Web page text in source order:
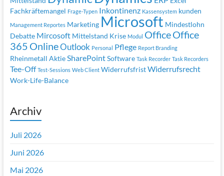
Fachkräftemangel Frage-Typen Inkontinenz Kassensystem kunden
Management Reportes Marketing Microsoft Mindestlohn
Debatte Mircosoft Mittelstand Krise Modul OfficeOffice
365 OnlineOutlook Personal Pflege Report Branding
Rheinmetall Aktie SharePoint Software Task Recorder Task Recorders
Tee-Off Test-Sessions Web Client Widerrufsfrist Widerrufsrecht
Work-Life-Balance
Archiv
Juli 2026
Juni 2026
Mai 2026